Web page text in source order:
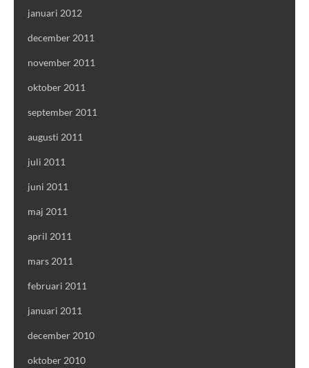
januari 2012
december 2011
november 2011
oktober 2011
september 2011
augusti 2011
juli 2011
juni 2011
maj 2011
april 2011
mars 2011
februari 2011
januari 2011
december 2010
oktober 2010